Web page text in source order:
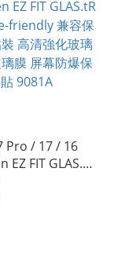
Pro / 17 / 16
EZ FIT GLAS.tR
friendly 兼容保
高清強化玻璃